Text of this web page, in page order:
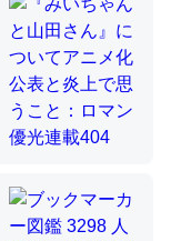
う脊椎動物と貝
無くしてナメク
虫はなぜ海にいな